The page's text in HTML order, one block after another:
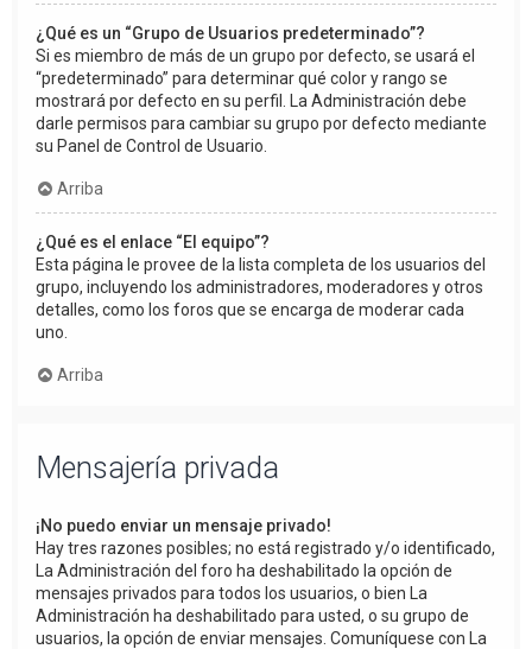
¿Qué es un “Grupo de Usuarios predeterminado”?
Si es miembro de más de un grupo por defecto, se usará el
“predeterminado” para determinar qué color y rango se
mostrará por defecto en su perfil. La Administración debe
darle permisos para cambiar su grupo por defecto mediante
su Panel de Control de Usuario.
Arriba
¿Qué es el enlace “El equipo”?
Esta página le provee de la lista completa de los usuarios del
grupo, incluyendo los administradores, moderadores y otros
detalles, como los foros que se encarga de moderar cada
uno.
Arriba
Mensajería privada
¡No puedo enviar un mensaje privado!
Hay tres razones posibles; no está registrado y/o identificado,
La Administración del foro ha deshabilitado la opción de
mensajes privados para todos los usuarios, o bien La
Administración ha deshabilitado para usted, o su grupo de
usuarios, la opción de enviar mensajes. Comuníquese con La